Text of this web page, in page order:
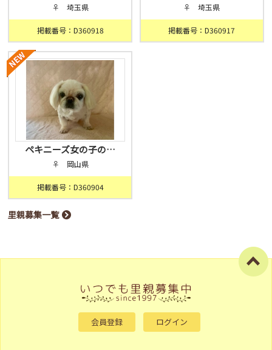
♀ 埼玉県
掲載番号：D360918
♀ 埼玉県
掲載番号：D360917
ペキニーズ女の子の…
♀ 岡山県
掲載番号：D360904
里親募集一覧
会員登録 ログイン